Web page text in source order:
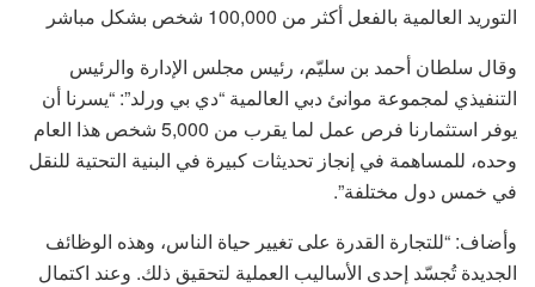
التوريد العالمية بالفعل أكثر من 100,000 شخص بشكل مباشر
وقال سلطان أحمد بن سليّم، رئيس مجلس الإدارة والرئيس
التنفيذي لمجموعة موانئ دبي العالمية “دي بي ورلد”: “يسرنا أن
يوفر استثمارنا فرص عمل لما يقرب من 5,000 شخص هذا العام
وحده، للمساهمة في إنجاز تحديثات كبيرة في البنية التحتية للنقل
في خمس دول مختلفة”.
وأضاف: “للتجارة القدرة على تغيير حياة الناس، وهذه الوظائف
الجديدة تُجسّد إحدى الأساليب العملية لتحقيق ذلك. وعند اكتمال